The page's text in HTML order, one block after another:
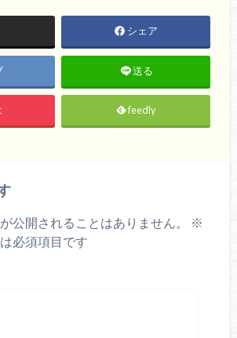
シェア
送る
feedly
公開されることはありません。
※
必須項目です